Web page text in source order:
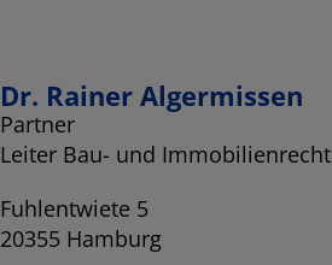
Dr. Rainer Algermissen
Partner
Leiter Bau- und Immobilienrecht
Fuhlentwiete 5
20355 Hamburg